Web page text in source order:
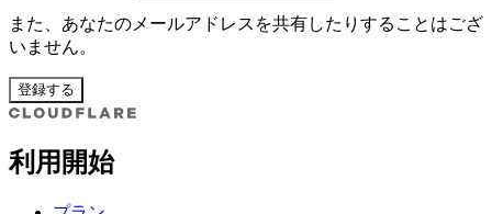
また、あなたのメールアドレスを共有したりすることはござ
いません。
登録する
利用開始